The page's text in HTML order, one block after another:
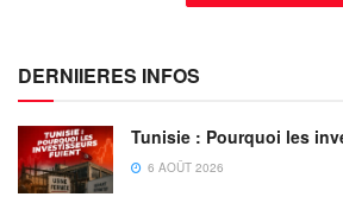
DERNIIERES INFOS
Tunisie : Pourquoi les
6 AOÛT 2026